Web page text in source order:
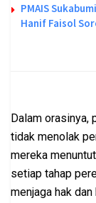
PMAIS
Hanif Faisol
Dalam orasinya,
tidak menolak
mereka
setiap tahap
menjaga hak